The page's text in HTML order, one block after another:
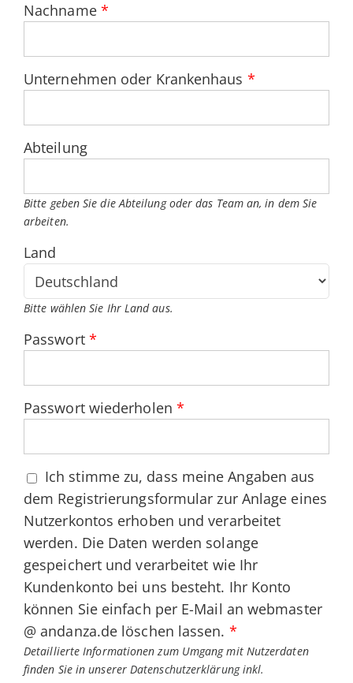
Nachname *
Unternehmen oder Krankenhaus *
Abteilung
Bitte geben Sie die Abteilung oder das Team an, in dem Sie
arbeiten.
Land
Bitte wählen Sie Ihr Land aus.
Passwort *
Passwort wiederholen *
Ich stimme zu, dass meine Angaben aus
dem Registrierungsformular zur Anlage eines
Nutzerkontos erhoben und verarbeitet
werden. Die Daten werden solange
gespeichert und verarbeitet wie Ihr
Kundenkonto bei uns besteht. Ihr Konto
können Sie einfach per E-Mail an webmaster
@ andanza.de löschen lassen. *
Detaillierte Informationen zum Umgang mit Nutzerdaten
finden Sie in unserer Datenschutzerklärung inkl.